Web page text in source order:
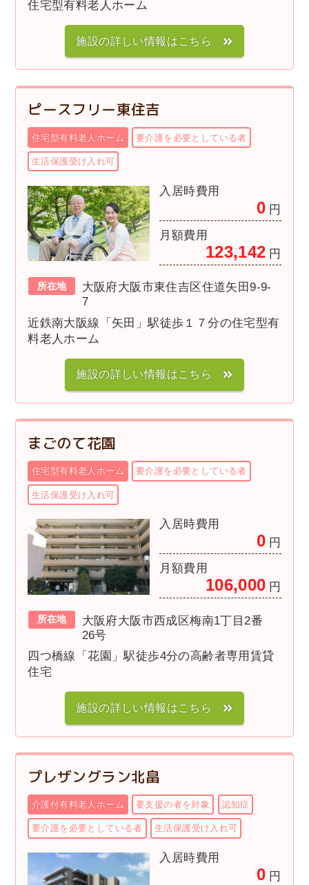
住宅型有料老人ホーム
施設の詳しい情報はこちら
ピースフリー東住吉
住宅型有料老人ホーム 要介護を必要としている者
生活保護受け入れ可
入居時費用
0 円
月額費用
123,142 円
所在地
大阪府大阪市東住吉区住道矢田9-9-
7
近鉄南大阪線「矢田」駅徒歩１７分の住宅型有
料老人ホーム
施設の詳しい情報はこちら
まごのて花園
住宅型有料老人ホーム 要介護を必要としている者
生活保護受け入れ可
入居時費用
0 円
月額費用
106,000 円
所在地
大阪府大阪市西成区梅南1丁目2番
26号
四つ橋線「花園」駅徒歩4分の高齢者専用賃貸
住宅
施設の詳しい情報はこちら
プレザングラン北畠
介護付有料老人ホーム 要支援の者を対象 認知症
要介護を必要としている者 生活保護受け入れ可
入居時費用
0 円